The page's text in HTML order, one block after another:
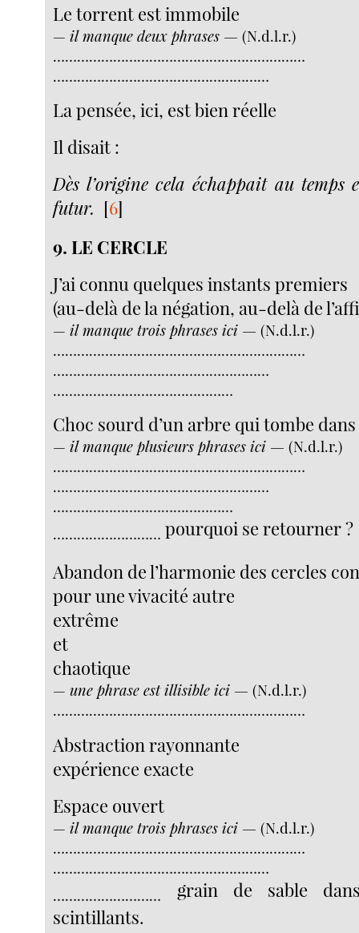
Le torrent est immobile
— il manque deux phrases — (N.d.l.r.)
………………………………………………………
………………………………………………
La pensée, ici, est bien réelle
Il disait :
Dès l’origine cela échappait au temps
futur. [6]
9. LE CERCLE
J’ai connu quelques instants premiers
(au-delà de la négation, au-delà de
— il manque trois phrases ici — (N.d.l.r.)
………………………………………………………
………………………………………………
………………………………………
Choc sourd d’un arbre qui tombe
— il manque plusieurs phrases ici — (N.d.l.r.)
………………………………………………………
………………………………………………
………………………………………
……………………… pourquoi se retourner ?
Abandon de l’harmonie des cercles
pour une vivacité autre
extrême
et
chaotique
— une phrase est illisible ici — (N.d.l.r.)
………………………………………………………
Abstraction rayonnante
expérience exacte
Espace ouvert
— il manque trois phrases ici — (N.d.l.r.)
………………………………………………………
………………………………………………
………………………
grain de sable
scintillants.